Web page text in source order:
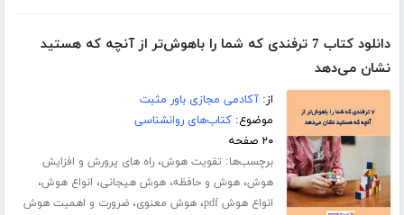
دانلود کتاب 7 ترفندی که شما را باهوش‌‌تر از آنچه که هستید
نشان می‌دهد
از:آکادمی مجازی باور مثبت
موضوع:کتاب‌های روانشناسی
۲۰ صفحه
برچسب‌ها: تقویت هوش،راه های پرورش و افزایش
هوش،هوش و حافظه،هوش هیجانی، انواع هوش،
انواع هوش pdf ،هوش معنوی،ضرورت و اهمیت هوش